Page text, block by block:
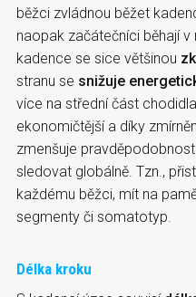
běžci zvládnou běžet
naopak začátečníci běhají
kadence se sice většinou
stranu se snižuje
více na střední část
ekonomičtější a díky
zmenšuje
sledovat globálně. Tzn.,
každému běžci, mít na
segmenty či somatotyp.
Délka kroku